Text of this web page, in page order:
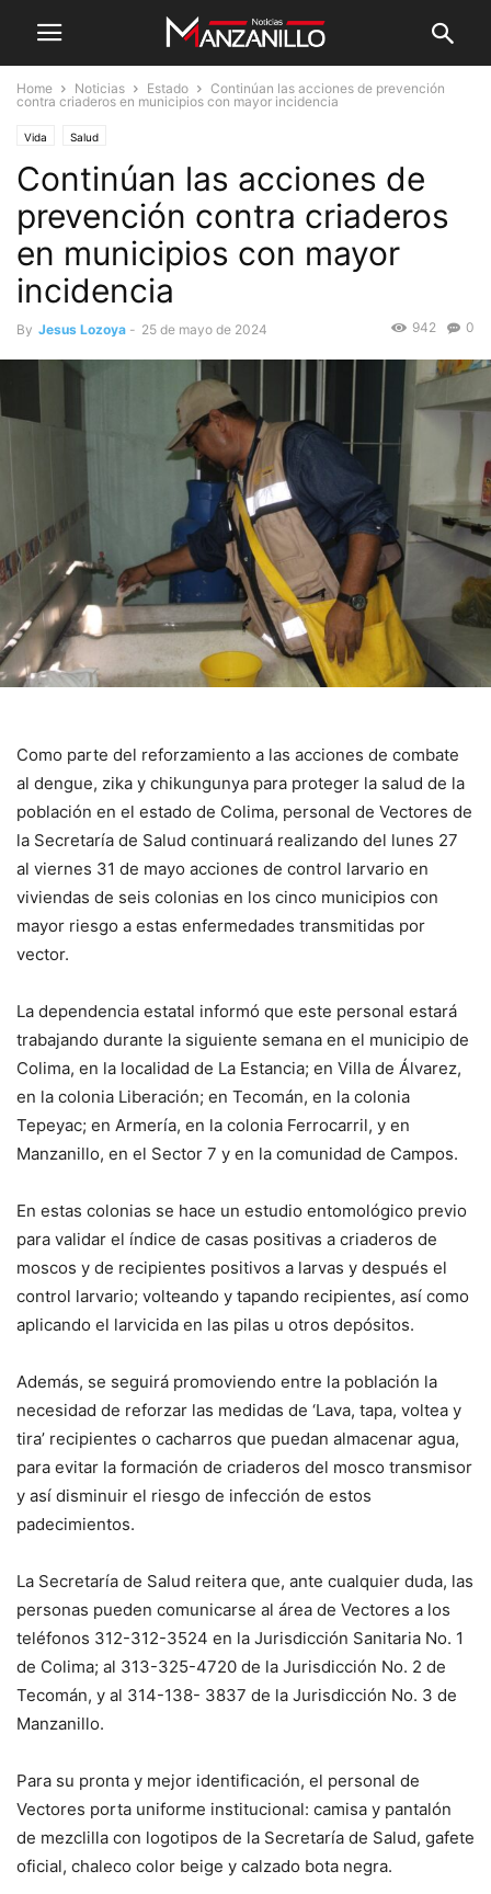
Home Noticias Estado
Continúan las acciones de prevención
contra criaderos en municipios con mayor incidencia
Vida Salud
Continúan las acciones de
prevención contra criaderos
en municipios con mayor
incidencia
By Jesus Lozoya - 25 de mayo de 2024 0
942
Como parte del reforzamiento a las acciones de combate
al dengue, zika y chikungunya para proteger la salud de la
población en el estado de Colima, personal de Vectores de
la Secretaría de Salud continuará realizando del lunes 27
al viernes 31 de mayo acciones de control larvario en
viviendas de seis colonias en los cinco municipios con
mayor riesgo a estas enfermedades transmitidas por
vector.
La dependencia estatal informó que este personal estará
trabajando durante la siguiente semana en el municipio de
Colima, en la localidad de La Estancia; en Villa de Álvarez,
en la colonia Liberación; en Tecomán, en la colonia
Tepeyac; en Armería, en la colonia Ferrocarril, y en
Manzanillo, en el Sector 7 y en la comunidad de Campos.
En estas colonias se hace un estudio entomológico previo
para validar el índice de casas positivas a criaderos de
moscos y de recipientes positivos a larvas y después el
control larvario; volteando y tapando recipientes, así como
aplicando el larvicida en las pilas u otros depósitos.
Además, se seguirá promoviendo entre la población la
necesidad de reforzar las medidas de ‘Lava, tapa, voltea y
tira’ recipientes o cacharros que puedan almacenar agua,
para evitar la formación de criaderos del mosco transmisor
y así disminuir el riesgo de infección de estos
padecimientos.
La Secretaría de Salud reitera que, ante cualquier duda, las
personas pueden comunicarse al área de Vectores a los
teléfonos 312-312-3524 en la Jurisdicción Sanitaria No. 1
de Colima; al 313-325-4720 de la Jurisdicción No. 2 de
Tecomán, y al 314-138- 3837 de la Jurisdicción No. 3 de
Manzanillo.
Para su pronta y mejor identificación, el personal de
Vectores porta uniforme institucional: camisa y pantalón
de mezclilla con logotipos de la Secretaría de Salud, gafete
oficial, chaleco color beige y calzado bota negra.